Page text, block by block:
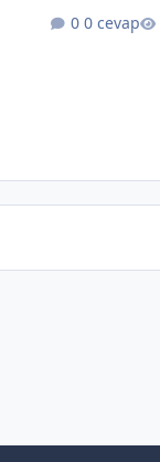
0 cevap